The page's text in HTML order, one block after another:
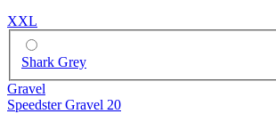
XXL
Shark Grey
Gravel
Speedster Gravel 20